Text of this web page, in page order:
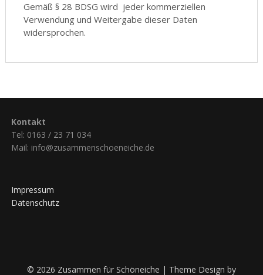
Gemäß § 28 BDSG wird jeder kommerziellen
Verwendung und Weitergabe dieser Daten
widersprochen.
Kontakt
Tel: 0163 / 23 71 034
Mail: info@zusammenschoeneiche.de
Impressum
Datenschutz
© 2026 Zusammen für Schöneiche | Theme Design by